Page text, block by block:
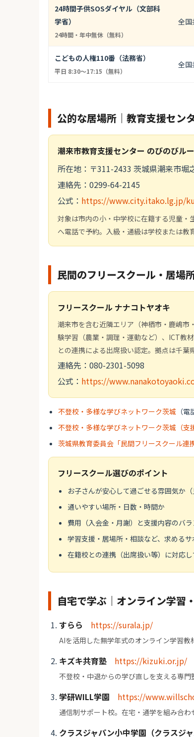
24時間子供SOSダイヤル（文部科
学省）
24時間・年中無休（無料）
全国
こどもの人権110番（法務省）
平日 8:30〜17:15（無料）
全国
公的な居場所｜教育支援セン
潮来市教育支援センター のびのびル
所在地：〒311-2433 茨城県潮来市堀
連絡先：0299-64-2145
公式： https://www.city.itako.lg.jp/
対象は市内の小・中学校に在籍する児童
へ電話で予約。入級・通級は学校または教
民間のフリースクール・居場
フリースクール ナナコトヤオキ
潮来市を含む近隣エリア（神栖市・鹿嶋
験学習（農業・調理・運動など）、ICT教
との連携による出席扱い認定。拠点は千葉
連絡先：080-2301-5098
公式： https://
不登校・多様な学びネットワーク茨城 （電
不登校・多様な学びネットワーク茨城（支
茨城県教育委員会「民間フリースクール連
フリースクール選びのポイント
お子さんが安心して過ごせる雰囲気か（
通いやすい場所・日数・時間か
費用（入会金・月謝）と支援内容のバラ
学習支援・居場所・相談など、求める
在籍校との連携（出席扱い等）に対応
自宅で学ぶ｜オンライン学習
すらら https://surala.jp/
AIを活用した無学年式のオンライン学習教
キズキ共育塾 https://kizuki.or.jp/
不登校・中退からの学び直しを支える専門
学研WILL学園 https://
通信制サポート校。在宅・通学を組み合わ
クラスジャパン小中学園（クラスジ